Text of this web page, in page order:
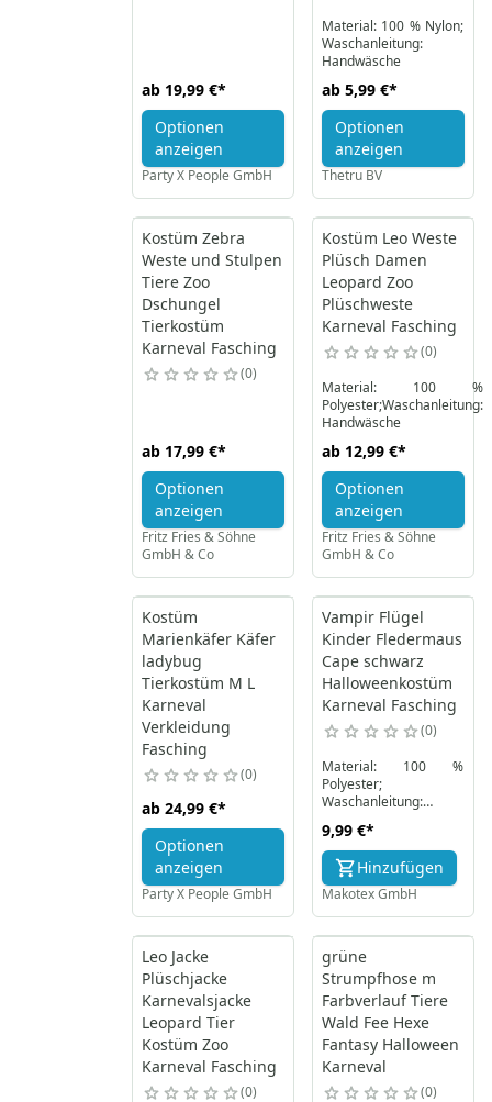
ab 19,99 €*
Optionen
anzeigen
Party X People GmbH
Material: 100 % Nylon;
Waschanleitung:
Handwäsche
ab 5,99 €*
Optionen
anzeigen
Thetru BV
Kostüm Zebra
Weste und Stulpen
Tiere Zoo
Dschungel
Tierkostüm
Karneval Fasching
0
ab 17,99 €*
Optionen
anzeigen
Fritz Fries & Söhne
GmbH & Co
Kostüm Leo Weste
Plüsch Damen
Leopard Zoo
Plüschweste
Karneval Fasching
0
Material: 100 %
Polyester;Waschanleitung:
Handwäsche
ab 12,99 €*
Optionen
anzeigen
Fritz Fries & Söhne
GmbH & Co
Kostüm
Marienkäfer Käfer
ladybug
Tierkostüm M L
Karneval
Verkleidung
Fasching
0
ab 24,99 €*
Optionen
anzeigen
Party X People GmbH
Vampir Flügel
Kinder Fledermaus
Cape schwarz
Halloweenkostüm
Karneval Fasching
0
Material: 100 %
Polyester;
Waschanleitung:
9,99 €*
Hinzufügen
Makotex GmbH
Leo Jacke
Plüschjacke
Karnevalsjacke
Leopard Tier
Kostüm Zoo
Karneval Fasching
0
grüne
Strumpfhose m
Farbverlauf Tiere
Wald Fee Hexe
Fantasy Halloween
Karneval
0